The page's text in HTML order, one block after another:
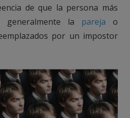
de que la persona más
generalmente la pareja o
por un impostor